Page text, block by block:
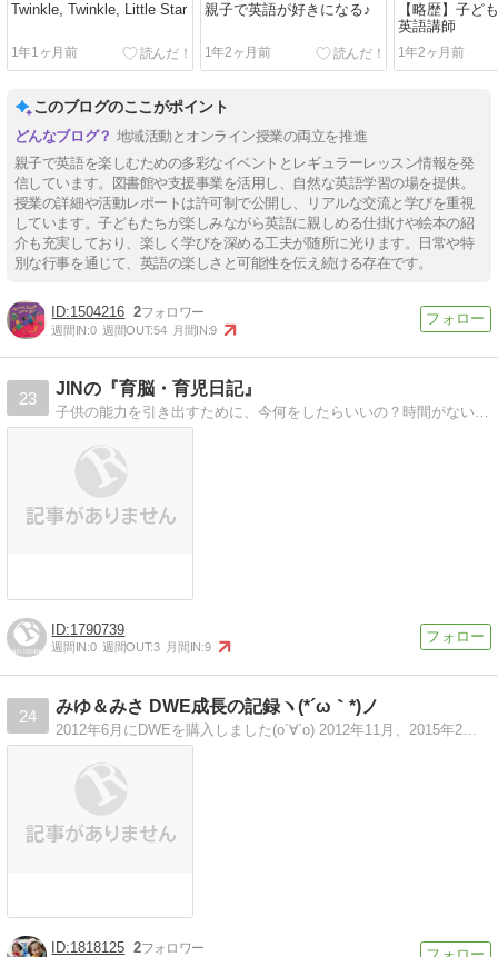
Twinkle, Twinkle, Little Star
1年1ヶ月前
親子で英語が好きになる♪
1年2ヶ月前
【略歴】子ど
英語講師
1年2ヶ月前
このブログのここがポイント
地域活動とオンライン授業の両立を推進
親子で英語を楽しむための多彩なイベントとレギュラーレッスン情報を発
信しています。図書館や支援事業を活用し、自然な英語学習の場を提供。
授業の詳細や活動レポートは許可制で公開し、リアルな交流と学びを重視
しています。子どもたちが楽しみながら英語に親しめる仕掛けや絵本の紹
介も充実しており、楽しく学びを深める工夫が随所に光ります。日常や特
別な行事を通じて、英語の楽しさと可能性を伝え続ける存在です。
1504216 2
週間IN:0 週間OUT:54 月間IN:9
23
JINの『育脳・育児日記』
1790739
週間IN:0 週間OUT:3 月間IN:9
24
みゆ＆みさ DWE成長の記録ヽ(*´ω｀*)ノ
2012年6月にDWEを購入しました(о´∀`о) 2012年11月、2015年2月生まれの姉妹です！DWE成長の記録として2016年2月スタートヽ(・∀・)ノ
1818125 2